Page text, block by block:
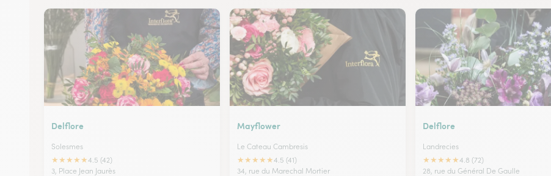
Delflore
Solesmes
★★★★★4.5 (42)
3, Place Jean Jaurès
Mayflower
Le Cateau Cambresis
★★★★★4.5 (41)
34, rue du Marechal Mortier
Delflore
Landrecies
★★★★★4.8 (72)
28, rue du Général De Gaulle